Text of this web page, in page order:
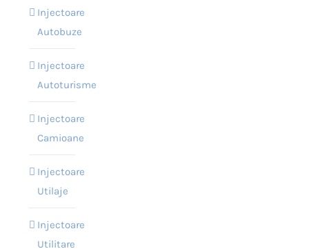
Injectoare
Autobuze
Injectoare
Autoturisme
Injectoare
Camioane
Injectoare
Utilaje
Injectoare
Utilitare